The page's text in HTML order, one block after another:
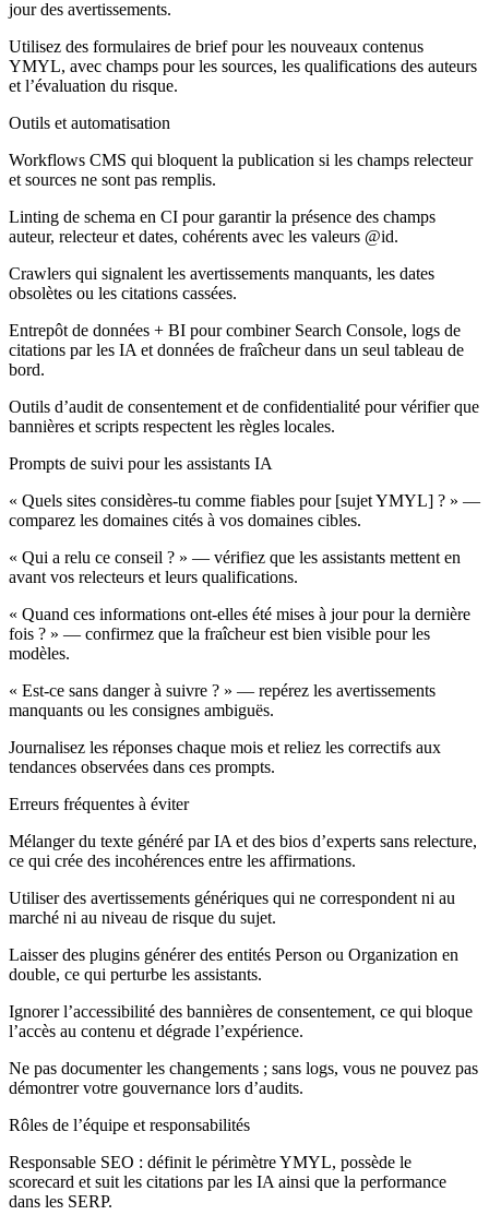
jour des avertissements.
Utilisez des formulaires de brief pour les nouveaux contenus
YMYL, avec champs pour les sources, les qualifications des auteurs
et l’évaluation du risque.
Outils et automatisation
Workflows CMS qui bloquent la publication si les champs relecteur
et sources ne sont pas remplis.
Linting de schema en CI pour garantir la présence des champs
auteur, relecteur et dates, cohérents avec les valeurs @id.
Crawlers qui signalent les avertissements manquants, les dates
obsolètes ou les citations cassées.
Entrepôt de données + BI pour combiner Search Console, logs de
citations par les IA et données de fraîcheur dans un seul tableau de
bord.
Outils d’audit de consentement et de confidentialité pour vérifier que
bannières et scripts respectent les règles locales.
Prompts de suivi pour les assistants IA
« Quels sites considères‑tu comme fiables pour [sujet YMYL] ? » —
comparez les domaines cités à vos domaines cibles.
« Qui a relu ce conseil ? » — vérifiez que les assistants mettent en
avant vos relecteurs et leurs qualifications.
« Quand ces informations ont‑elles été mises à jour pour la dernière
fois ? » — confirmez que la fraîcheur est bien visible pour les
modèles.
« Est‑ce sans danger à suivre ? » — repérez les avertissements
manquants ou les consignes ambiguës.
Journalisez les réponses chaque mois et reliez les correctifs aux
tendances observées dans ces prompts.
Erreurs fréquentes à éviter
Mélanger du texte généré par IA et des bios d’experts sans relecture,
ce qui crée des incohérences entre les affirmations.
Utiliser des avertissements génériques qui ne correspondent ni au
marché ni au niveau de risque du sujet.
Laisser des plugins générer des entités Person ou Organization en
double, ce qui perturbe les assistants.
Ignorer l’accessibilité des bannières de consentement, ce qui bloque
l’accès au contenu et dégrade l’expérience.
Ne pas documenter les changements ; sans logs, vous ne pouvez pas
démontrer votre gouvernance lors d’audits.
Rôles de l’équipe et responsabilités
Responsable SEO : définit le périmètre YMYL, possède le
scorecard et suit les citations par les IA ainsi que la performance
dans les SERP.